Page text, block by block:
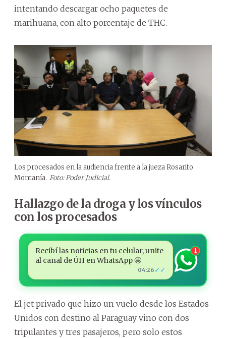
intentando descargar ocho paquetes de
marihuana, con alto porcentaje de THC.
Los procesados en la audiencia frente a la jueza Rosarito
Montanía. Foto: Poder Judicial.
Hallazgo de la droga y los vínculos
con los procesados
Recibí las noticias en tu celular, unite
al canal de ÚH en WhatsApp 🤩
04:26 ✓✓
1
El jet privado que hizo un vuelo desde los Estados
Unidos con destino al Paraguay vino con dos
tripulantes y tres pasajeros, pero solo estos